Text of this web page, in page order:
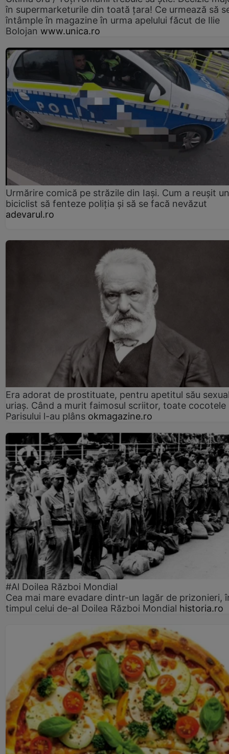
în supermarketurile din toată țara! Ce urmează să
întâmple în magazine în urma apelului făcut de Ilie
Bolojan www.unica.ro
Urmărire comică pe străzile din Iași. Cum a reușit un
biciclist să fenteze poliția și să se facă nevăzut
adevarul.ro
Era adorat de prostituate, pentru apetitul său
uriaș. Când a murit faimosul scriitor, toate cocotele
Parisului l-au plâns okmagazine.ro
#Al Doilea Război Mondial
Cea mai mare evadare dintr-un lagăr de prizonieri,
timpul celui de-al Doilea Război Mondial historia.ro